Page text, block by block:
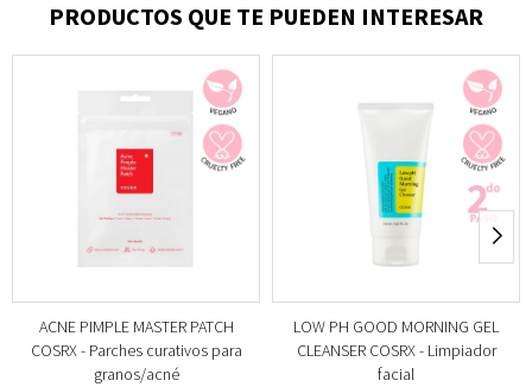
PRODUCTOS QUE TE PUEDEN INTERESAR
ACNE PIMPLE MASTER PATCH
COSRX - Parches curativos para
granos/acné
LOW PH GOOD MORNING GEL
CLEANSER COSRX - Limpiador
facial